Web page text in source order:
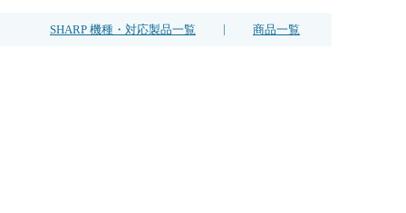
SHARP 機種・対応製品一覧 | 商品一覧